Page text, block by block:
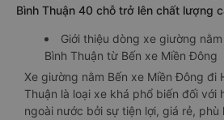
Bình Thuận 40 chỗ trở lên chất lượng
Giới thiệu dòng xe giường
Bình Thuận từ Bến xe Miền Đông
Xe giường nằm Bến xe Miền Đông đi
Thuận là loại xe khá phổ biến đối với
ngoài nước bởi sự tiện lợi, giá rẻ, phù